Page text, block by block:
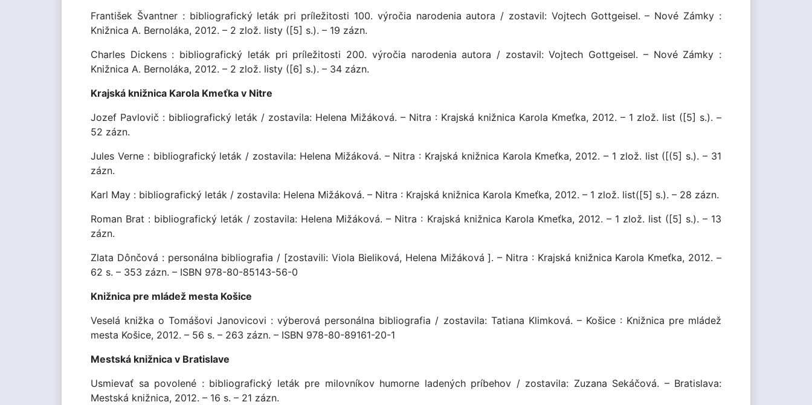
František Švantner : bibliografický leták pri príležitosti 100. výročia narodenia autora / zostavil: Vojtech Gottgeisel. – Nové Zámky :
Knižnica A. Bernoláka, 2012. – 2 zlož. listy ([5] s.). – 19 zázn.
Charles Dickens : bibliografický leták pri príležitosti 200. výročia narodenia autora / zostavil: Vojtech Gottgeisel. – Nové Zámky :
Knižnica A. Bernoláka, 2012. – 2 zlož. listy ([6] s.). – 34 zázn.
Krajská knižnica Karola Kmeťka v Nitre
Jozef Pavlovič : bibliografický leták / zostavila: Helena Mižáková. – Nitra : Krajská knižnica Karola Kmeťka, 2012. – 1 zlož. list ([5] s.). –
52 zázn.
Jules Verne : bibliografický leták / zostavila: Helena Mižáková. – Nitra : Krajská knižnica Karola Kmeťka, 2012. – 1 zlož. list ([(5] s.). – 31
zázn.
Karl May : bibliografický leták / zostavila: Helena Mižáková. – Nitra : Krajská knižnica Karola Kmeťka, 2012. – 1 zlož. list([5] s.). – 28 zázn.
Roman Brat : bibliografický leták / zostavila: Helena Mižáková. – Nitra : Krajská knižnica Karola Kmeťka, 2012. – 1 zlož. list ([5] s.). – 13
zázn.
Zlata Dônčová : personálna bibliografia / [zostavili: Viola Bieliková, Helena Mižáková ]. – Nitra : Krajská knižnica Karola Kmeťka, 2012. –
62 s. – 353 zázn. – ISBN 978-80-85143-56-0
Knižnica pre mládež mesta Košice
Veselá knižka o Tomášovi Janovicovi : výberová personálna bibliografia / zostavila: Tatiana Klimková. – Košice : Knižnica pre mládež
mesta Košice, 2012. – 56 s. – 263 zázn. – ISBN 978-80-89161-20-1
Mestská knižnica v Bratislave
Usmievať sa povolené : bibliografický leták pre milovníkov humorne ladených príbehov / zostavila: Zuzana Sekáčová. – Bratislava:
Mestská knižnica, 2012. – 16 s. – 21 zázn.